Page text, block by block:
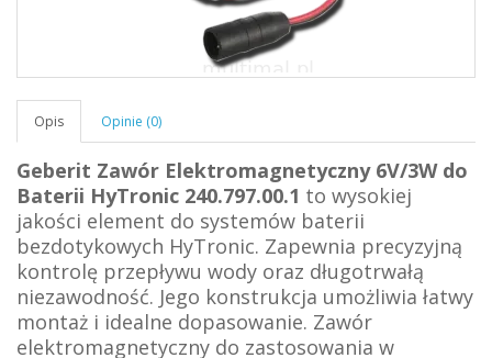
Opis Opinie (0)
Geberit Zawór Elektromagnetyczny 6V/3W do
Baterii HyTronic 240.797.00.1 to wysokiej
jakości element do systemów baterii
bezdotykowych HyTronic. Zapewnia precyzyjną
kontrolę przepływu wody oraz długotrwałą
niezawodność. Jego konstrukcja umożliwia łatwy
montaż i idealne dopasowanie. Zawór
elektromagnetyczny do zastosowania w